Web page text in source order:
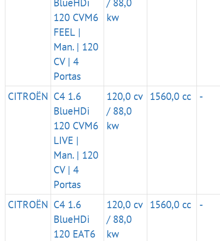
120 CVM6
FEEL |
Man. | 120
CV | 4
Portas
kw
CITROËN C4 1.6
BlueHDi
120 CVM6
LIVE |
Man. | 120
CV | 4
Portas
120,0 cv
/ 88,0
kw
1560,0 cc -
CITROËN C4 1.6
BlueHDi
120 EAT6
120,0 cv
/ 88,0
kw
1560,0 cc -